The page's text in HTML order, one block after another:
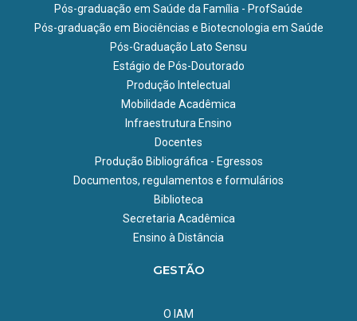
Pós-graduação em Saúde da Família - ProfSaúde
Pós-graduação em Biociências e Biotecnologia em Saúde
Pós-Graduação Lato Sensu
Estágio de Pós-Doutorado
Produção Intelectual
Mobilidade Acadêmica
Infraestrutura Ensino
Docentes
Produção Bibliográfica - Egressos
Documentos, regulamentos e formulários
Biblioteca
Secretaria Acadêmica
Ensino à Distância
GESTÃO
O IAM